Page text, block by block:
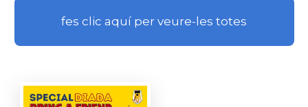
fes clic aquí per veure-les totes